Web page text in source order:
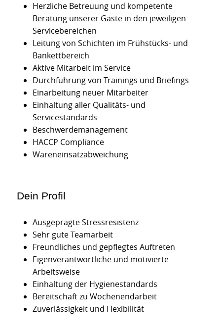
Herzliche Betreuung und kompetente
Beratung unserer Gäste in den jeweiligen
Servicebereichen
Leitung von Schichten im Frühstücks- und
Bankettbereich
Aktive Mitarbeit im Service
Durchführung von Trainings und Briefings
Einarbeitung neuer Mitarbeiter
Einhaltung aller Qualitäts- und
Servicestandards
Beschwerdemanagement
HACCP Compliance
Wareneinsatzabweichung
Dein Profil
Ausgeprägte Stressresistenz
Sehr gute Teamarbeit
Freundliches und gepflegtes Auftreten
Eigenverantwortliche und motivierte
Arbeitsweise
Einhaltung der Hygienestandards
Bereitschaft zu Wochenendarbeit
Zuverlässigkeit und Flexibilität